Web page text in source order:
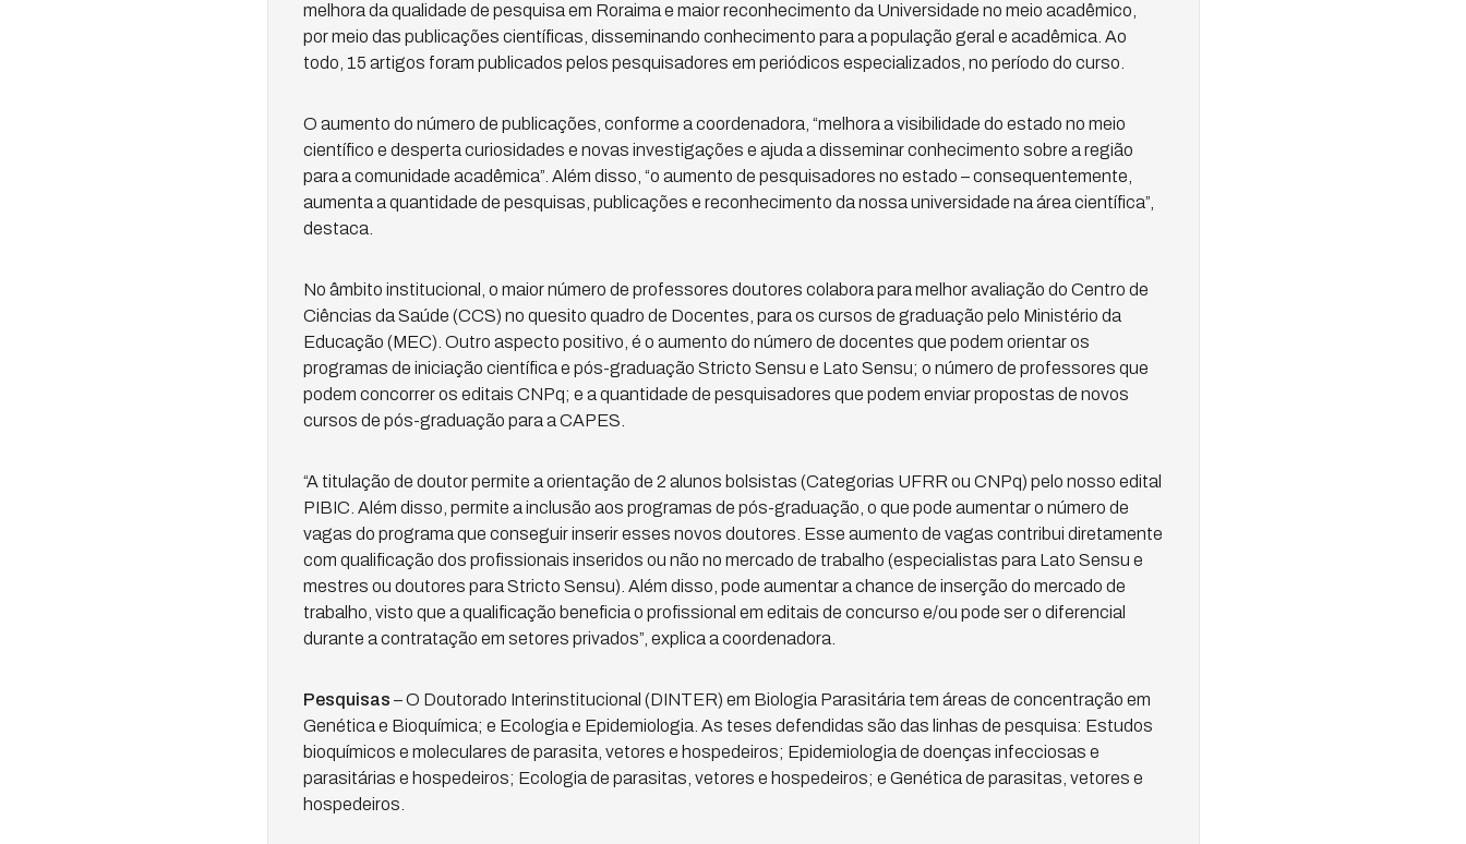
melhora da qualidade de pesquisa em Roraima e maior reconhecimento da Universidade no meio acadêmico,
por meio das publicações científicas, disseminando conhecimento para a população geral e acadêmica. Ao
todo, 15 artigos foram publicados pelos pesquisadores em periódicos especializados, no período do curso.
O aumento do número de publicações, conforme a coordenadora, “melhora a visibilidade do estado no meio
científico e desperta curiosidades e novas investigações e ajuda a disseminar conhecimento sobre a região
para a comunidade acadêmica”. Além disso, “o aumento de pesquisadores no estado – consequentemente,
aumenta a quantidade de pesquisas, publicações e reconhecimento da nossa universidade na área científica”,
destaca.
No âmbito institucional, o maior número de professores doutores colabora para melhor avaliação do Centro de
Ciências da Saúde (CCS) no quesito quadro de Docentes, para os cursos de graduação pelo Ministério da
Educação (MEC). Outro aspecto positivo, é o aumento do número de docentes que podem orientar os
programas de iniciação científica e pós-graduação Stricto Sensu e Lato Sensu; o número de professores que
podem concorrer os editais CNPq; e a quantidade de pesquisadores que podem enviar propostas de novos
cursos de pós-graduação para a CAPES.
“A titulação de doutor permite a orientação de 2 alunos bolsistas (Categorias UFRR ou CNPq) pelo nosso edital
PIBIC. Além disso, permite a inclusão aos programas de pós-graduação, o que pode aumentar o número de
vagas do programa que conseguir inserir esses novos doutores. Esse aumento de vagas contribui diretamente
com qualificação dos profissionais inseridos ou não no mercado de trabalho (especialistas para Lato Sensu e
mestres ou doutores para Stricto Sensu). Além disso, pode aumentar a chance de inserção do mercado de
trabalho, visto que a qualificação beneficia o profissional em editais de concurso e/ou pode ser o diferencial
durante a contratação em setores privados”, explica a coordenadora.
Pesquisas – O Doutorado Interinstitucional (DINTER) em Biologia Parasitária tem áreas de concentração em
Genética e Bioquímica; e Ecologia e Epidemiologia. As teses defendidas são das linhas de pesquisa: Estudos
bioquímicos e moleculares de parasita, vetores e hospedeiros; Epidemiologia de doenças infecciosas e
parasitárias e hospedeiros; Ecologia de parasitas, vetores e hospedeiros; e Genética de parasitas, vetores e
hospedeiros.